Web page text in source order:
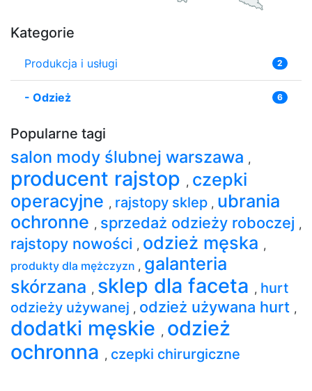
Kategorie
Produkcja i usługi 2
- Odzież 6
Popularne tagi
salon mody ślubnej warszawa ,
producent rajstop , czepki
operacyjne , rajstopy sklep , ubrania
ochronne , sprzedaż odzieży roboczej ,
rajstopy nowości , odzież męska ,
produkty dla mężczyzn , galanteria
skórzana , sklep dla faceta , hurt
odzieży używanej , odzież używana hurt ,
dodatki męskie , odzież
ochronna , czepki chirurgiczne